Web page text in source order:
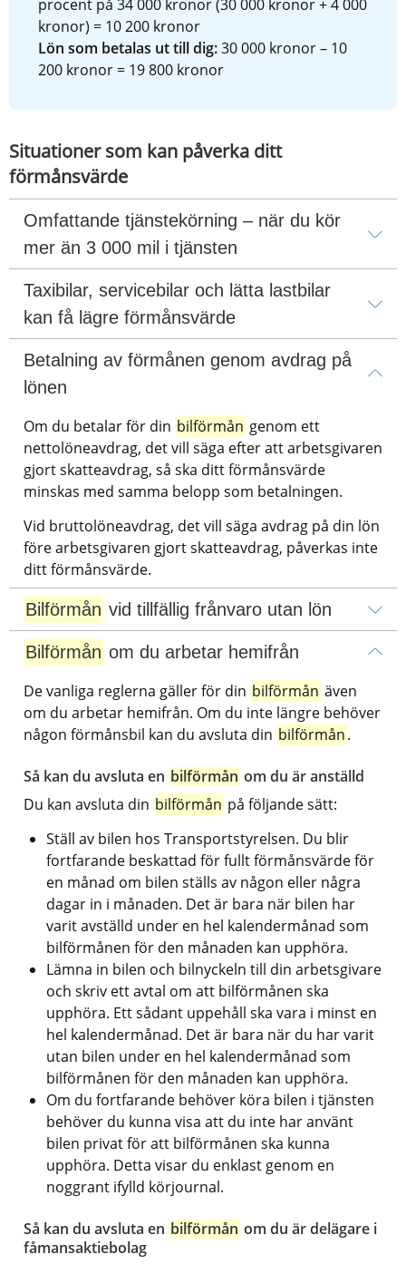
procent på 34 000 kronor (30 000 kronor + 4 000
kronor) = 10 200 kronor
Lön som betalas ut till dig: 30 000 kronor – 10
200 kronor = 19 800 kronor
Situationer som kan påverka ditt
förmånsvärde
Omfattande tjänstekörning – när du kör
mer än 3 000 mil i tjänsten
Taxibilar, servicebilar och lätta lastbilar
kan få lägre förmånsvärde
Betalning av förmånen genom avdrag på
lönen
Om du betalar för din bilförmån genom ett
nettolöneavdrag, det vill säga efter att arbetsgivaren
gjort skatteavdrag, så ska ditt förmånsvärde
minskas med samma belopp som betalningen.
Vid bruttolöneavdrag, det vill säga avdrag på din lön
före arbetsgivaren gjort skatteavdrag, påverkas inte
ditt förmånsvärde.
Bilförmån vid tillfällig frånvaro utan lön
Bilförmån om du arbetar hemifrån
De vanliga reglerna gäller för din bilförmån även
om du arbetar hemifrån. Om du inte längre behöver
någon förmånsbil kan du avsluta din bilförmån.
Så kan du avsluta en bilförmån om du är anställd
Du kan avsluta din bilförmån på följande sätt:
Ställ av bilen hos Transportstyrelsen. Du blir
fortfarande beskattad för fullt förmånsvärde för
en månad om bilen ställs av någon eller några
dagar in i månaden. Det är bara när bilen har
varit avställd under en hel kalendermånad som
bilförmånen för den månaden kan upphöra.
Lämna in bilen och bilnyckeln till din arbetsgivare
och skriv ett avtal om att bilförmånen ska
upphöra. Ett sådant uppehåll ska vara i minst en
hel kalendermånad. Det är bara när du har varit
utan bilen under en hel kalendermånad som
bilförmånen för den månaden kan upphöra.
Om du fortfarande behöver köra bilen i tjänsten
behöver du kunna visa att du inte har använt
bilen privat för att bilförmånen ska kunna
upphöra. Detta visar du enklast genom en
noggrant ifylld körjournal.
Så kan du avsluta en bilförmån om du är delägare i
fåmansaktiebolag